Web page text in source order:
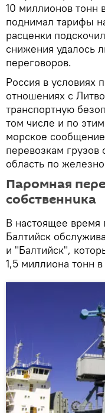
10 миллионов тонн
поднимал тарифы
расценки
снижения удалось
переговоров.
Россия в условиях
отношениях с
транспортную
том числе и по
морское
перевозкам грузов
область по
Паромная
собственника
В настоящее время
Балтийск
и "Балтийск",
1,5 миллиона тонн